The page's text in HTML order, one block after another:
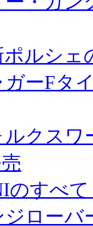
ルシェ
ーFタ
クスワ
すべ
ローバ